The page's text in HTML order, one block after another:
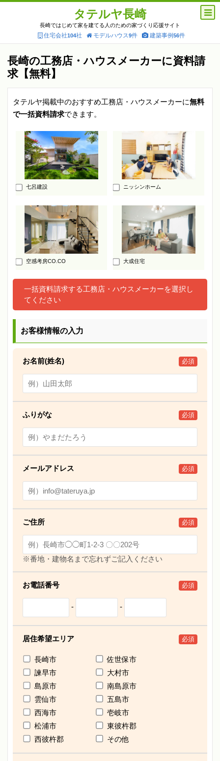
タテルヤ長崎
長崎ではじめて家を建てる人のための家づくり応援サイト
住宅会社104社 モデルハウス9件 建築事例56件
長崎の工務店・ハウスメーカーに資料請
求【無料】
タテルヤ掲載中のおすすめ工務店・ハウスメーカーに無料
で一括資料請求できます。
七呂建設 ニッシンホーム
空感考房CO.CO 大成住宅
一括資料請求する工務店・ハウスメーカーを選択し
てください
お客様情報の入力
お名前(姓名) 必須
ふりがな 必須
メールアドレス 必須
ご住所 必須
※番地・建物名まで忘れずご記入ください
お電話番号 必須
- -
居住希望エリア 必須
長崎市
佐世保市
諫早市
大村市
島原市
南島原市
雲仙市
五島市
西海市
壱岐市
松浦市
東彼杵郡
西彼杵郡
その他